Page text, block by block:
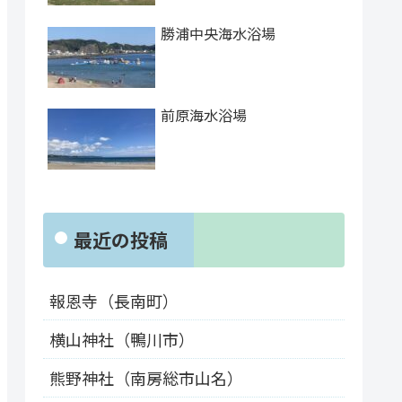
勝浦中央海水浴場
前原海水浴場
最近の投稿
報恩寺（長南町）
横山神社（鴨川市）
熊野神社（南房総市山名）